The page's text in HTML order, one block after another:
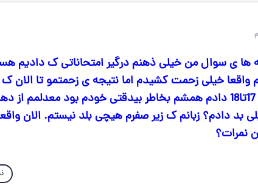
ها ی سوال من خیلی ذهنم درگیر امتحاناتی ک دادیم
خیلی زحمت کشیدم اما نتیجه ی زحمتمو تا الان ک
بد دادم؟ زبانم ک زیر صفرم هیچی بلد نیستم. الان
نمرات؟